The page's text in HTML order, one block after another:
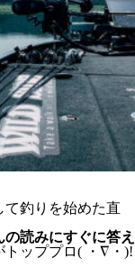
て釣りを始めた直
の読みにすぐに答え
トッププロ( ・∇・)!